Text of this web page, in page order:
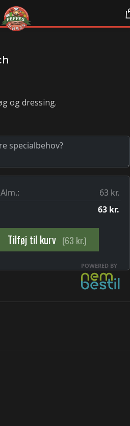
og dressing.